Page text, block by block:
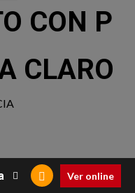
CON P
CLARO
Ver online